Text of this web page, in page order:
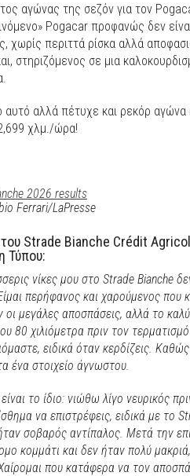
αγώνας της σεζόν για τον
Pogacar προφανώς δεν
χωρίς περιττά ρίσκα αλλά
στηριζόμενος σε μια
αυτό αλλά πέτυχε και ρεκόρ
χλμ./ώρα!
Ferrari/LaPresse
Strade Bianche Crédit
Τύπου:
νίκες μου στο Strade Bianche
περήφανος και χαρούμενος που
μεγάλες αποσπάσεις, αλλά το
80 χιλιόμετρα πριν τον
ειδικά όταν κερδίζεις.
ένα στοιχείο άγνωστου.
το ίδιο: νιώθω λίγο νευρικός
να επιστρέφεις, ειδικά με το
σοβαρός αντίπαλος. Μετά την
κομμάτι και δεν ήταν πολύ
που κατάφερα να τον